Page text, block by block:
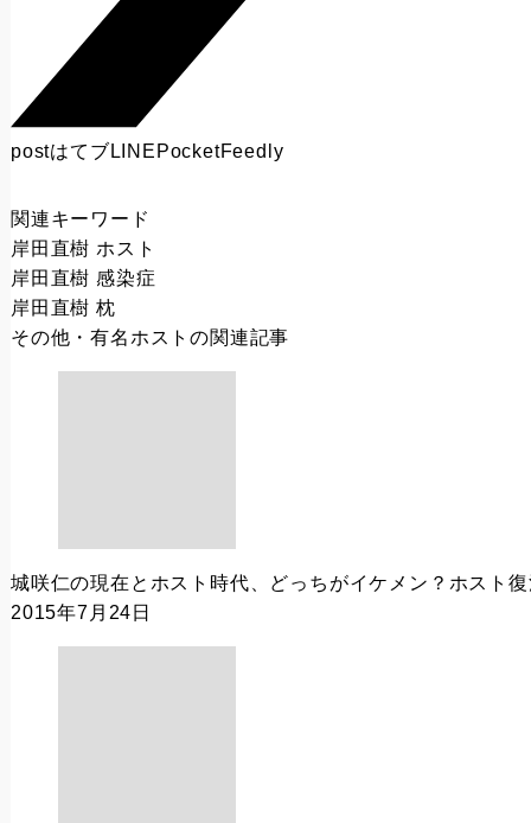
postはてブ LINE PocketFeedly
関連キーワード
岸田直樹 ホスト
岸田直樹 感染症
岸田直樹 枕
その他・有名ホストの関連記事
城咲仁の現在とホスト時代、どっちがイケメン？ホスト
2015年7月24日